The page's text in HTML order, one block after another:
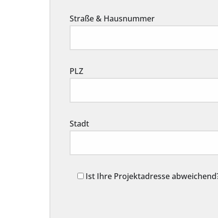
Straße & Hausnummer
PLZ
Stadt
Ist Ihre Projektadresse